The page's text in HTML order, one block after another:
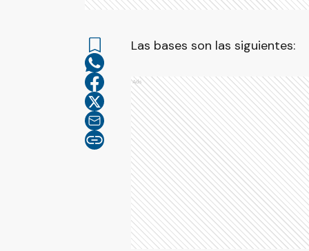
Las bases son las siguientes:
Ads